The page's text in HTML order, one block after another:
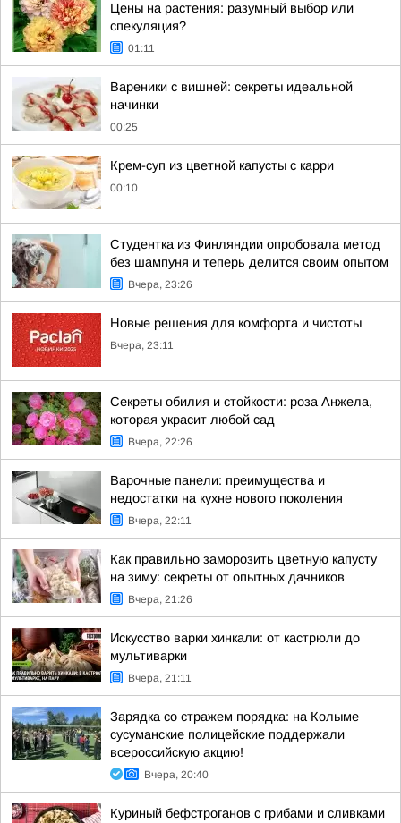
Цены на растения: разумный выбор или
спекуляция?
01:11
Вареники с вишней: секреты идеальной
начинки
00:25
Крем-суп из цветной капусты с карри
00:10
Студентка из Финляндии опробовала метод
без шампуня и теперь делится своим опытом
Вчера, 23:26
Новые решения для комфорта и чистоты
Вчера, 23:11
Секреты обилия и стойкости: роза Анжела,
которая украсит любой сад
Вчера, 22:26
Варочные панели: преимущества и
недостатки на кухне нового поколения
Вчера, 22:11
Как правильно заморозить цветную капусту
на зиму: секреты от опытных дачников
Вчера, 21:26
Искусство варки хинкали: от кастрюли до
мультиварки
Вчера, 21:11
Зарядка со стражем порядка: на Колыме
сусуманские полицейские поддержали
всероссийскую акцию!
Вчера, 20:40
Куриный бефстроганов с грибами и сливками